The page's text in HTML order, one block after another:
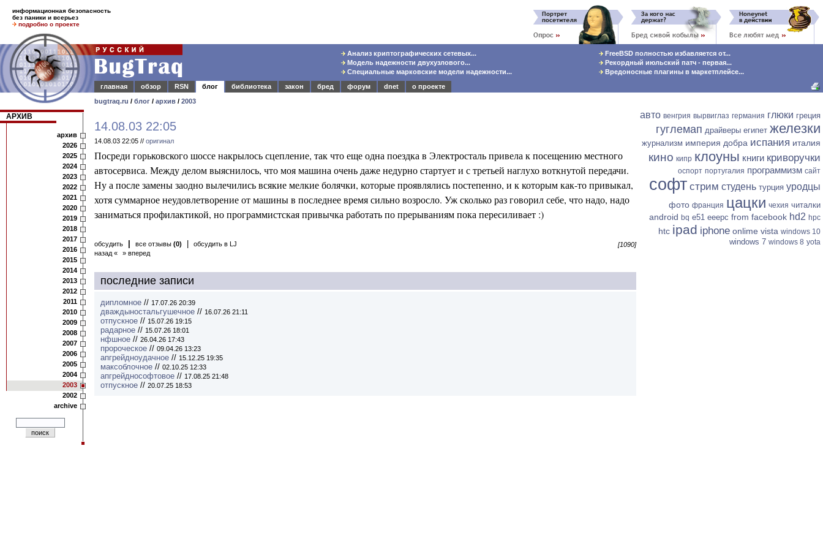
информационная безопасность
без паники и всерьез
подробно о проекте
Анализ криптографических сетевых...
Модель надежности двухузлового...
Специальные марковские модели надежности...
FreeBSD полностью избавляется от...
Рекордный июльский патч - первая...
Вредоносные плагины в маркетплейсе...
главная
обзор RSN блог библиотека закон бред форум dnet
о проекте
bugtraq.ru / блог / архив / 2003
АРХИВ
архив
2026
2025
2024
2023
2022
2021
2020
2019
2018
2017
2016
2015
2014
2013
2012
2011
2010
2009
2008
2007
2006
2005
2004
2003
2002
archive
14.08.03 22:05
14.08.03 22:05 // оригинал
Посреди горьковского шоссе накрылось сцепление, так что еще одна поездка в Электросталь привела к посещению местного
автосервиса. Между делом выяснилось, что моя машина очень даже недурно стартует и с третьей наглухо воткнутой передачи.
Ну а после замены заодно вылечились всякие мелкие болячки, которые проявлялись постепенно, и к которым как-то привыкал,
хотя суммарное неудовлетворение от машины в последнее время сильно возросло. Уж сколько раз говорил себе, что надо, надо
заниматься профилактикой, но программистская привычка работать по прерываниям пока пересиливает :)
обсудить все отзывы (0) обсудить в LJ
[1090]
назад «
» вперед
последние записи
дипломное // 17.07.26 20:39
дваждыностальгушечное // 16.07.26 21:11
отпускное // 15.07.26 19:15
радарное // 15.07.26 18:01
нфшное // 26.04.26 17:43
пророческое // 09.04.26 13:23
апгрейдноудачное // 15.12.25 19:35
максоблочное // 02.10.25 12:33
апгрейднософтовое // 17.08.25 21:48
отпускное // 20.07.25 18:53
авто венгрия вырвиглаз германия глюки греция
гуглемап драйверы египет железки
журнализм империя добра испания италия
кино кипр клоуны книги криворучки
оспорт португалия программизм сайт
софт стрим студень турция уродцы
фото франция цацки чехия читалки
android bq e51 eeepc from facebook hd2 hpc
htc ipad iphone onlime vista windows 10
windows 7 windows 8 yota